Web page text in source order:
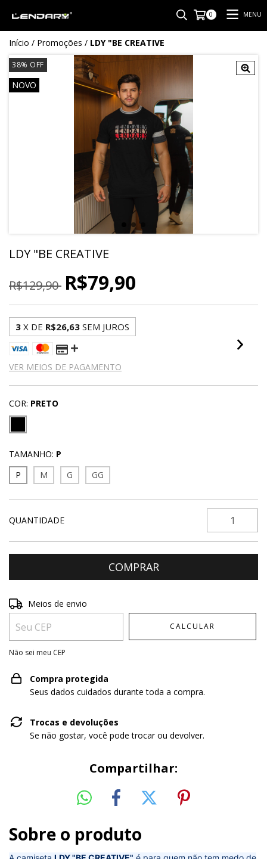
0 MENU
Início / Promoções / LDY "BE CREATIVE
38% OFF
NOVO
LDY "BE CREATIVE
R$129,90 R$79,90
3 X DE R$26,63 SEM JUROS
VER MEIOS DE PAGAMENTO
COR: PRETO
TAMANHO: P
P
M G GG
QUANTIDADE
Entregas para o CEP:
Meios de envio
CALCULAR
Não sei meu CEP
Compra protegida
Seus dados cuidados durante toda a compra.
Trocas e devoluções
Se não gostar, você pode trocar ou devolver.
Compartilhar:
Sobre o produto